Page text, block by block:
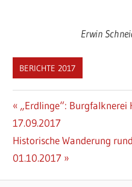
Erwin
BERICHTE 2017
Vorheriger
Beitrag:
„Erdlinge“: Burgfalknerei
17.09.2017
Nächster
Beitrag:
Historische Wanderung
01.10.2017